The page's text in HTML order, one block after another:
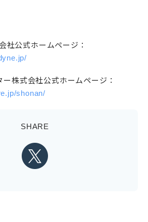
社公式ホームページ：
株式会社公式ホームページ：
shonan/
SHARE